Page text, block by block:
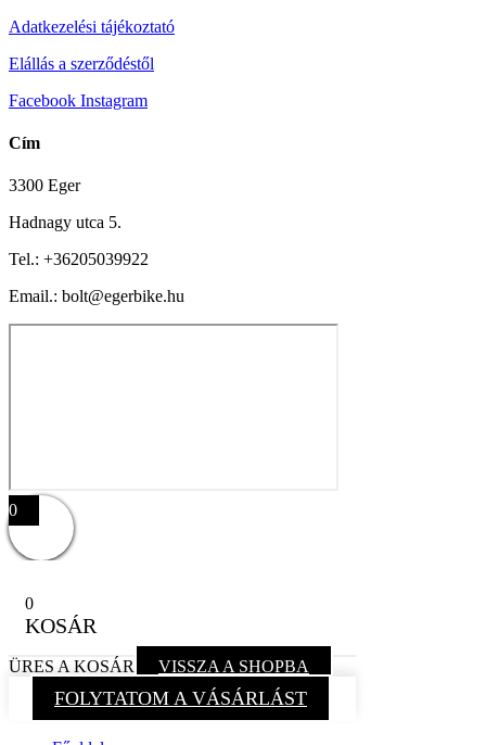
Adatkezelési tájékoztató
Elállás a szerződéstől
Facebook Instagram
Cím
3300 Eger
Hadnagy utca 5.
Tel.: +36205039922
Email.: bolt@egerbike.hu
0
0
KOSÁR
ÜRES A KOSÁR VISSZA A SHOPBA
FOLYTATOM A VÁSÁRLÁST